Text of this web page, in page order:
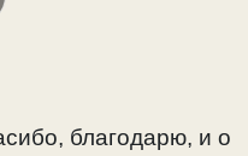
благодарю, и о